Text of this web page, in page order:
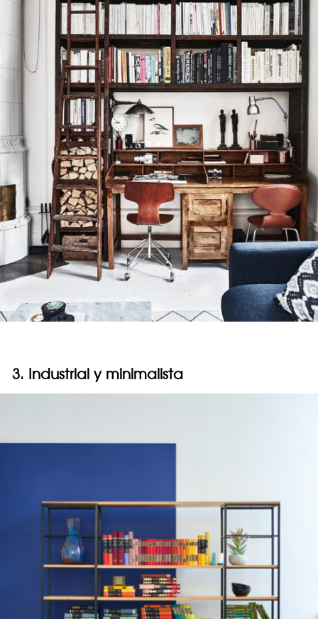
3. Industrial y minimalista